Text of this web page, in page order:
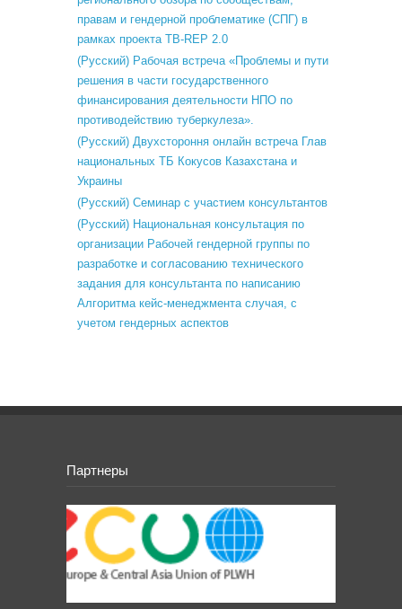
правам и гендерной проблематике (СПГ) в
рамках проекта TB-REP 2.0
(Русский) Рабочая встреча «Проблемы и пути
решения в части государственного
финансирования деятельности НПО по
противодействию туберкулеза».
(Русский) Двухстороння онлайн встреча Глав
национальных ТБ Кокусов Казахстана и
Украины
(Русский) Семинар с участием консультантов
(Русский) Национальная консультация по
организации Рабочей гендерной группы по
разработке и согласованию технического
задания для консультанта по написанию
Алгоритма кейс-менеджмента случая, с
учетом гендерных аспектов
Партнеры